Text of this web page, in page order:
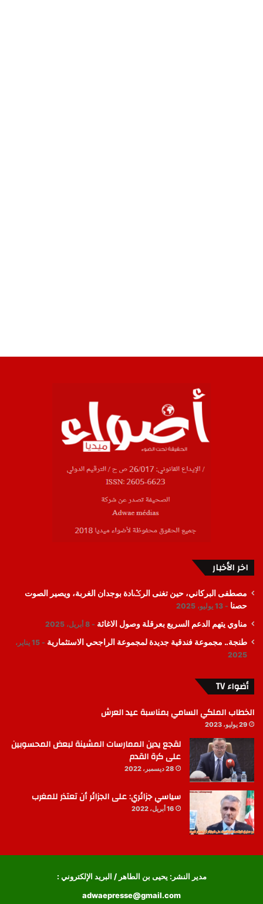
اخر الأخبار
مصطفى البركاني، حين تغنى الرݣادة بوجدان الغربة، ويصير الصوت
حصنا
13 يوليو، 2025
مناوي يتهم الدعم السريع بعرقلة وصول الاغاثة 8 أبريل، 2025
طنجة.. مجموعة فندقية جديدة لمجموعة الراجحي الاستثمارية
15 يناير،
2025
أضواء TV
الخطاب الملكي السامي بمناسبة عيد العرش
29 يوليو، 2023
لقجع يدين الممارسات المشينة لبعض المحسوبين
على كرة القدم
28 ديسمبر، 2022
سياسي جزائري: على الجزائر أن تعتذر للمغرب
16 أبريل، 2022
مدير النشر: يحيى بن الطاهر / البريد الإلكتروني :
adwaepresse@gmail.com